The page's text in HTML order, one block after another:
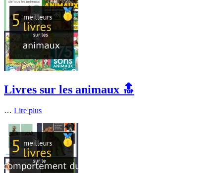
Livres sur les animaux 🔝
… Lire plus